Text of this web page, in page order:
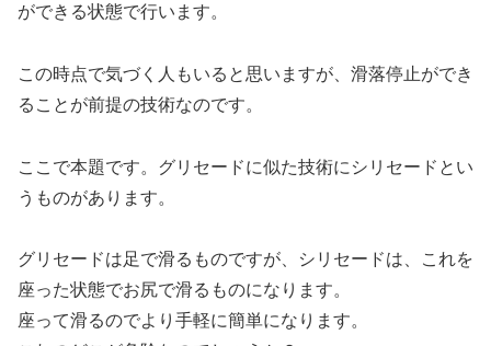
ができる状態で行います。
この時点で気づく人もいると思いますが、滑落停止ができ
ることが前提の技術なのです。
ここで本題です。グリセードに似た技術にシリセードとい
うものがあります。
グリセードは足で滑るものですが、シリセードは、これを
座った状態でお尻で滑るものになります。
座って滑るのでより手軽に簡単になります。